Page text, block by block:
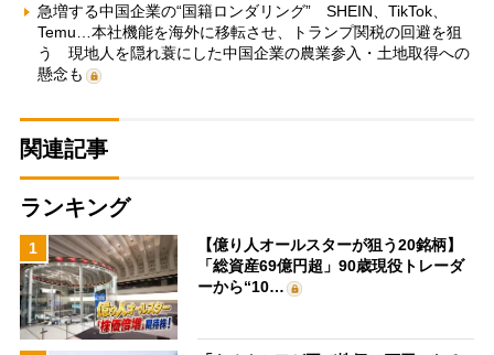
急増する中国企業の“国籍ロンダリング” SHEIN、TikTok、
Temu…本社機能を海外に移転させ、トランプ関税の回避を狙
う 現地人を隠れ蓑にした中国企業の農業参入・土地取得への
懸念も
関連記事
ランキング
1
【億り人オールスターが狙う20銘柄】
「総資産69億円超」90歳現役トレーダ
ーから“10…